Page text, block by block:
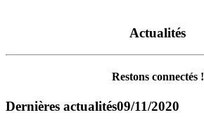
Actualités
Restons connectés !
Dernières actualités09/11/2020